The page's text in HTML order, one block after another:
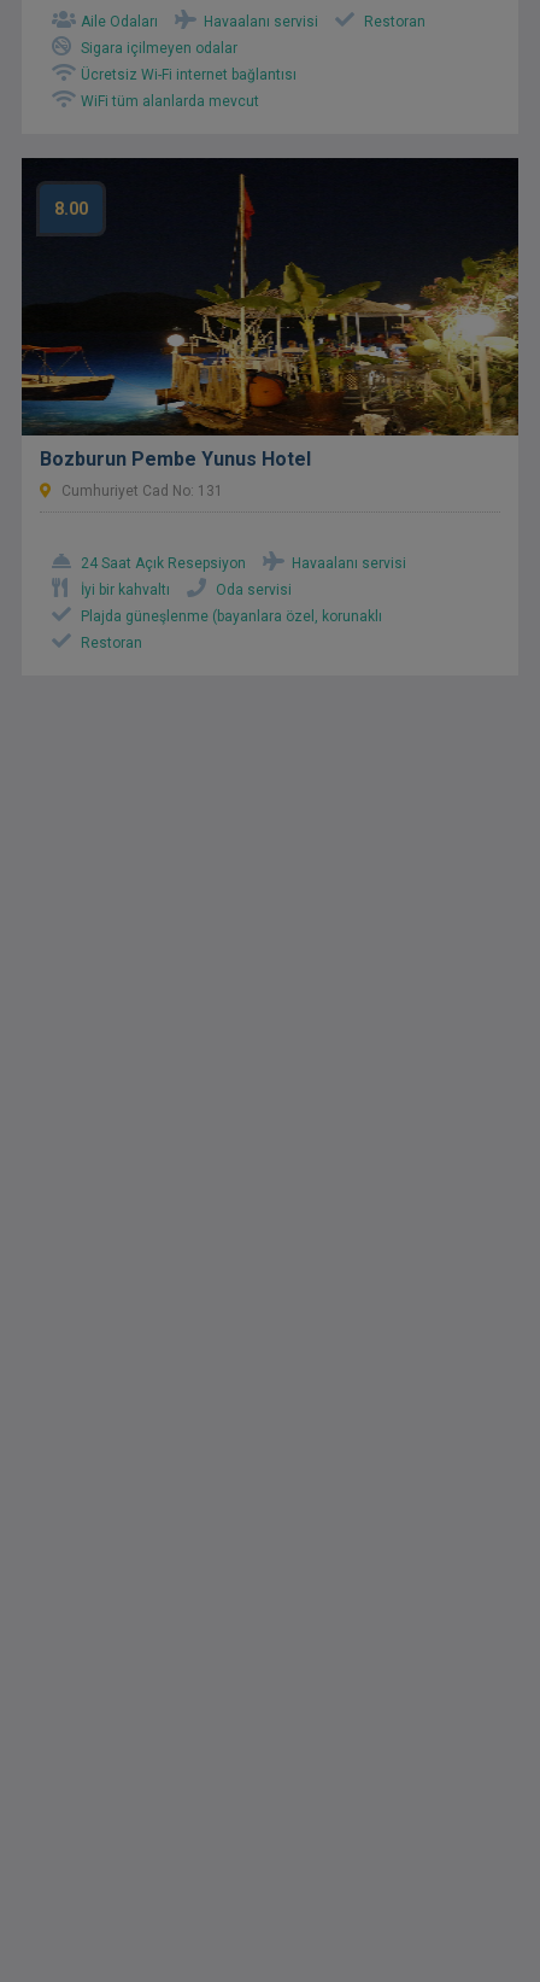
Aile Odaları Havaalanı servisi
Restoran
Sigara içilmeyen odalar
Ücretsiz Wi-Fi internet bağlantısı
WiFi tüm alanlarda mevcut
8.00
Bozburun Pembe Yunus Hotel
Cumhuriyet Cad No: 131
24 Saat Açık Resepsiyon
Havaalanı servisi
İyi bir kahvaltı
Oda servisi
Plajda güneşlenme (bayanlara özel, korunaklı
Restoran